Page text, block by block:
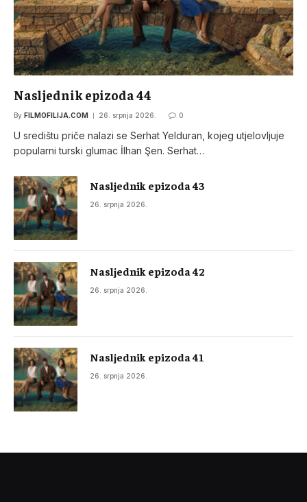
Nasljednik epizoda 44
By FILMOFILIJA.COM 26. srpnja 2026. 0
U središtu priče nalazi se Serhat Yelduran, kojeg utjelovljuje
popularni turski glumac İlhan Şen. Serhat…
Nasljednik epizoda 43
26. srpnja 2026.
Nasljednik epizoda 42
26. srpnja 2026.
Nasljednik epizoda 41
26. srpnja 2026.